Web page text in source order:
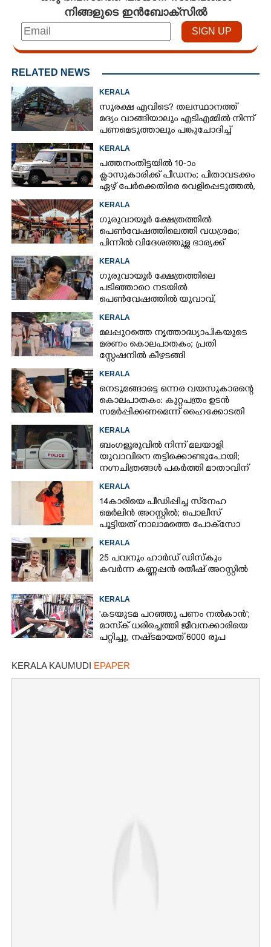
നിങ്ങളുടെ ഇൻബോക്സിൽ
RELATED NEWS
KERALA
സുരക്ഷ എവിടെ?​ തലസ്ഥാനത്ത്
മദ്യം വാങ്ങിയാലും എടിഎമ്മിൽ നിന്ന്
പണമെടുത്താലും പങ്കുചോദിച്ച്
KERALA
പത്തനംതിട്ടയിൽ 10-ാം
ക്ലാസുകാരിക്ക് പീഡനം; പിതാവടക്കം
ഏഴ് പേർക്കെതിരെ വെളിപ്പെടുത്തൽ,
KERALA
ഗുരുവായൂർ ക്ഷേത്രത്തിൽ
പെൺവേഷത്തിലെത്തി വധശ്രമം;
പിന്നിൽ വിദേശത്തുള്ള ഭാര്യക്ക്
KERALA
ഗുരുവായൂർ ക്ഷേത്രത്തിലെ
പടിഞ്ഞാറെ നടയിൽ
പെൺവേഷത്തിൽ യുവാവ്,​
തെളിഞ്ഞത് വൻഗൂഢാലോചന
KERALA
മലപ്പുറത്തെ നൃത്താദ്ധ്യാപികയുടെ
മരണം കൊലപാതകം; പ്രതി
സ്റ്റേഷനിൽ കീഴടങ്ങി
KERALA
നെടുമങ്ങാട്ടെ ഒന്നര വയസുകാരന്റെ
കൊലപാതകം: കുറ്റപത്രം ഉടൻ
സമർപ്പിക്കണമെന്ന് ഹൈക്കോടതി
KERALA
ബംഗളൂരുവിൽ നിന്ന് മലയാളി
യുവാവിനെ തട്ടിക്കൊണ്ടുപോയി;
നഗ്നചിത്രങ്ങൾ പകർത്തി മാതാവിന്
KERALA
14കാരിയെ പീഡിപ്പിച്ച സ്‌നേഹ
മെർലിൻ അറസ്റ്റിൽ; പൊലീസ്
പൂട്ടിയത് നാലാമത്തെ പോക്‌സോ
KERALA
25 പവനും ഹാർഡ് ഡിസ്കും
കവർന്ന കണ്ണപ്പൻ രതീഷ് അറസ്റ്റിൽ
KERALA
'കടയുടമ പറഞ്ഞു പണം നൽകാൻ';
മാസ്‌ക് ധരിച്ചെത്തി ജീവനക്കാരിയെ
പറ്റിച്ചു, നഷ്‌ടമായത് 6000 രൂപ
KERALA KAUMUDI EPAPER